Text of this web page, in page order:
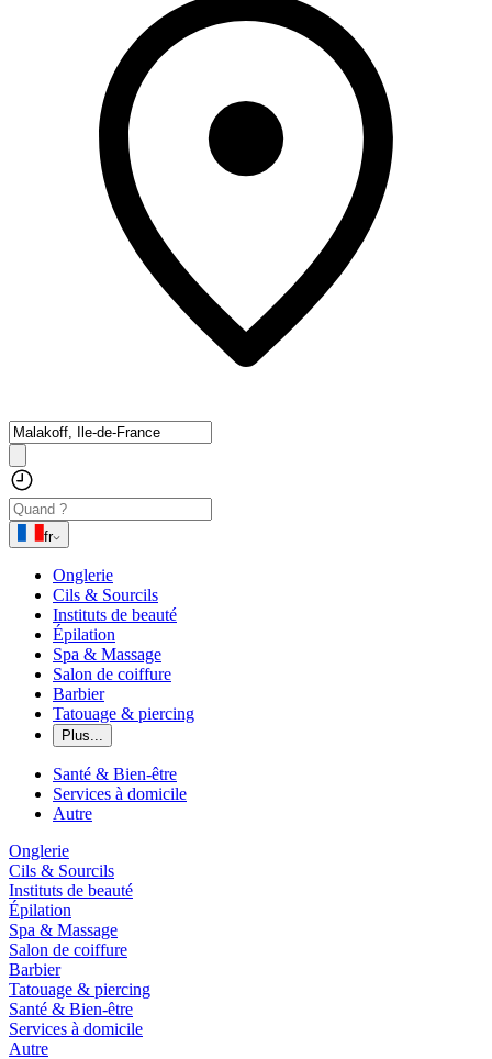
fr
Onglerie
Cils & Sourcils
Instituts de beauté
Épilation
Spa & Massage
Salon de coiffure
Barbier
Tatouage & piercing
Plus...
Santé & Bien-être
Services à domicile
Autre
Onglerie
Cils & Sourcils
Instituts de beauté
Épilation
Spa & Massage
Salon de coiffure
Barbier
Tatouage & piercing
Santé & Bien-être
Services à domicile
Autre